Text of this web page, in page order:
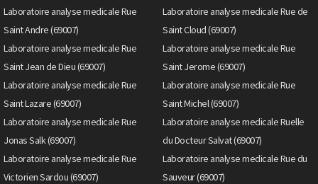
Laboratoire analyse medicale Rue
Saint Andre (69007)
Laboratoire analyse medicale Rue de
Saint Cloud (69007)
Laboratoire analyse medicale Rue
Saint Jean de Dieu (69007)
Laboratoire analyse medicale Rue
Saint Jerome (69007)
Laboratoire analyse medicale Rue
Saint Lazare (69007)
Laboratoire analyse medicale Rue
Saint Michel (69007)
Laboratoire analyse medicale Rue
Jonas Salk (69007)
Laboratoire analyse medicale Ruelle
du Docteur Salvat (69007)
Laboratoire analyse medicale Rue
Victorien Sardou (69007)
Laboratoire analyse medicale Rue du
Sauveur (69007)